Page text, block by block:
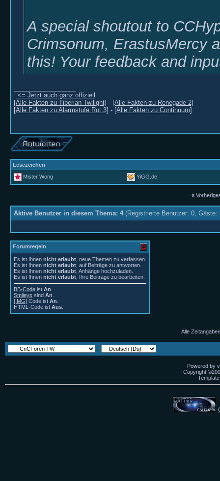
A special shoutout to
Crimsonum, ErastusMercy
this! Your feedback and
<= Jetzt auch ganz offiziell
[Alle Fakten zu Tiberian Twilight] - [Alle Fakten zu Renegade 2]
[Alle Fakten zu Alarmstufe Rot 3] - [Alle Fakten zu Continuum]
Lesezeichen
Mister Wong
YiGG.de
«
Aktive Benutzer in diesem Thema: 4 (Registrierte Benutzer: 0, Gäste:
Forumregeln
Es ist Ihnen nicht erlaubt , neue Themen zu verfassen.
Es ist Ihnen nicht erlaubt , auf Beiträge zu antworten.
Es ist Ihnen nicht erlaubt , Anhänge hochzuladen.
Es ist Ihnen nicht erlaubt , Ihre Beiträge zu bearbeiten.
BB-Code ist An
Smileys sind An
[IMG] Code ist An
HTML-Code ist Aus
Alle
Powered by
Copyright